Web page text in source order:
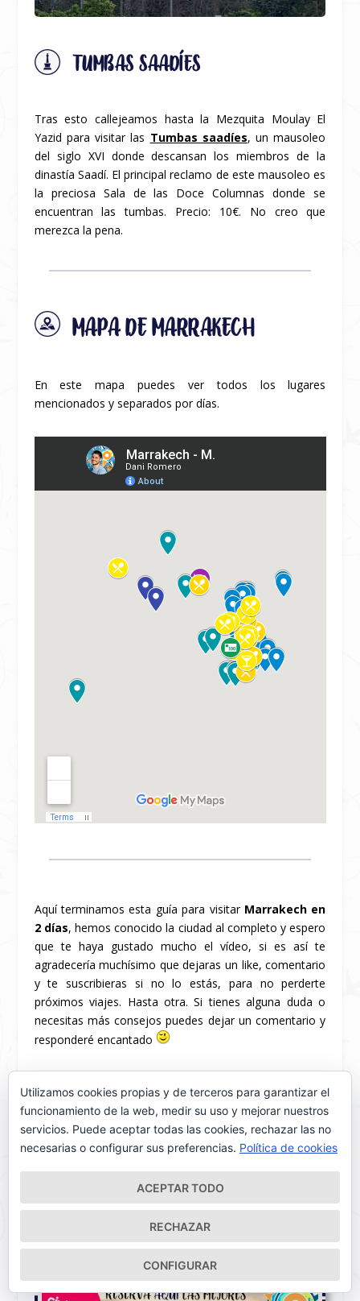
TUMBAS SAADÍES
Tras esto callejeamos hasta la Mezquita Moulay El
Yazid para visitar las Tumbas saadíes, un mausoleo
del siglo XVI donde descansan los miembros de la
dinastía Saadí. El principal reclamo de este mausoleo es
la preciosa Sala de las Doce Columnas donde se
encuentran las tumbas. Precio: 10€. No creo que
merezca la pena.
MAPA DE MARRAKECH
En este mapa puedes ver todos los lugares
mencionados y separados por días.
Aquí terminamos esta guía para visitar Marrakech en
2 días, hemos conocido la ciudad al completo y espero
que te haya gustado mucho el vídeo, si es así te
agradecería muchísimo que dejaras un like, comentario
y te suscribieras si no lo estás, para no perderte
próximos viajes. Hasta otra. Si tienes alguna duda o
necesitas más consejos puedes dejar un comentario y
responderé encantado
¡Ah! Y no olvides seguir mis viajes enInstagram
,
Facebook ,Twitter oYoutube .
AHORRA Y ORGANIZA TU VIAJE CON
ESTOS ENLACES
Utilizamos cookies propias y de terceros para garantizar el
funcionamiento de la web, medir su uso y mejorar nuestros
servicios. Puede aceptar todas las cookies, rechazar las no
necesarias o configurar sus preferencias. Política de cookies
ACEPTAR TODO
RECHAZAR
CONFIGURAR